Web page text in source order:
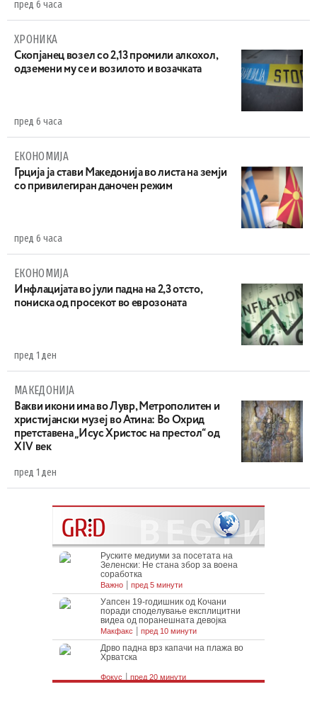
пред 6 часа
ХРОНИКА
Скопјанец возел со 2,13 промили алкохол,
одземени му се и возилото и возачката
пред 6 часа
ЕКОНОМИЈА
Грција ја стави Македонија во листа на земји
со привилегиран даночен режим
пред 6 часа
ЕКОНОМИЈА
Инфлацијата во јули падна на 2,3 отсто,
пониска од просекот во еврозоната
пред 1 ден
МАКЕДОНИЈА
Вакви икони има во Лувр, Метрополитен и
христијански музеј во Атина: Во Охрид
претставена „Исус Христос на престол“ од
XIV век
пред 1 ден